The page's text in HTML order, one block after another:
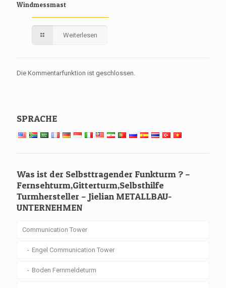
Windmessmast
Weiterlesen
Die Kommentarfunktion ist geschlossen.
SPRACHE
Was ist der Selbsttragender Funkturm ? –
Fernsehturm,Gitterturm,Selbsthilfe
Turmhersteller – Jielian METALLBAU-
UNTERNEHMEN
Communication Tower
Engel Communication Tower
Boden Fernmeldeturm